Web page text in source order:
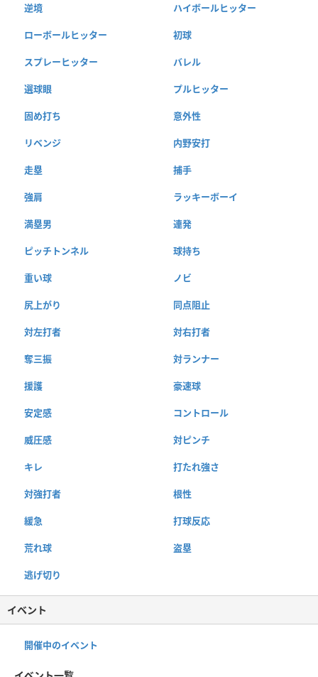
逆境 ハイボールヒッター
ローボールヒッター 初球
スプレーヒッター バレル
選球眼 プルヒッター
固め打ち 意外性
リベンジ 内野安打
走塁 捕手
強肩 ラッキーボーイ
満塁男 連発
ピッチトンネル 球持ち
重い球 ノビ
尻上がり 同点阻止
対左打者 対右打者
奪三振 対ランナー
援護 豪速球
安定感 コントロール
威圧感 対ピンチ
キレ 打たれ強さ
対強打者 根性
緩急 打球反応
荒れ球 盗塁
逃げ切り
イベント
開催中のイベント